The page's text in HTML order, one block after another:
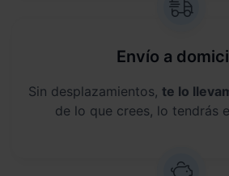
Envío a
Sin desplazamientos, te lo
de lo que crees, lo tendrás